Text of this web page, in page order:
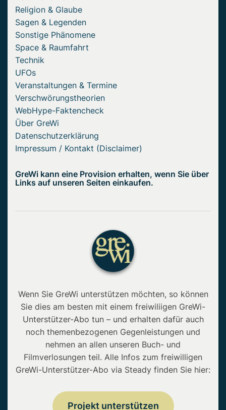
Religion & Glaube
Sagen & Legenden
Sonstige Phänomene
Space & Raumfahrt
Technik
UFOs
Veranstaltungen & Termine
Verschwörungstheorien
WebHype-Faktencheck
Über GreWi
Datenschutzerklärung
Impressum / Kontakt (Disclaimer)
GreWi kann eine Provision erhalten, wenn Sie über
Links auf unseren Seiten einkaufen.
Wenn Sie GreWi unterstützen möchten, so können
Sie dies am besten mit einem freiwiliigen GreWi-
Unterstützer-Abo tun – und erhalten dafür auch
noch themenbezogenen Gegenleistungen und
nehmen an allen unseren Buch- und
Filmverlosungen teil. Alle Infos zum freiwilligen
GreWi-Unterstützer-Abo via Steady finden Sie hier:
Projekt unterstützen